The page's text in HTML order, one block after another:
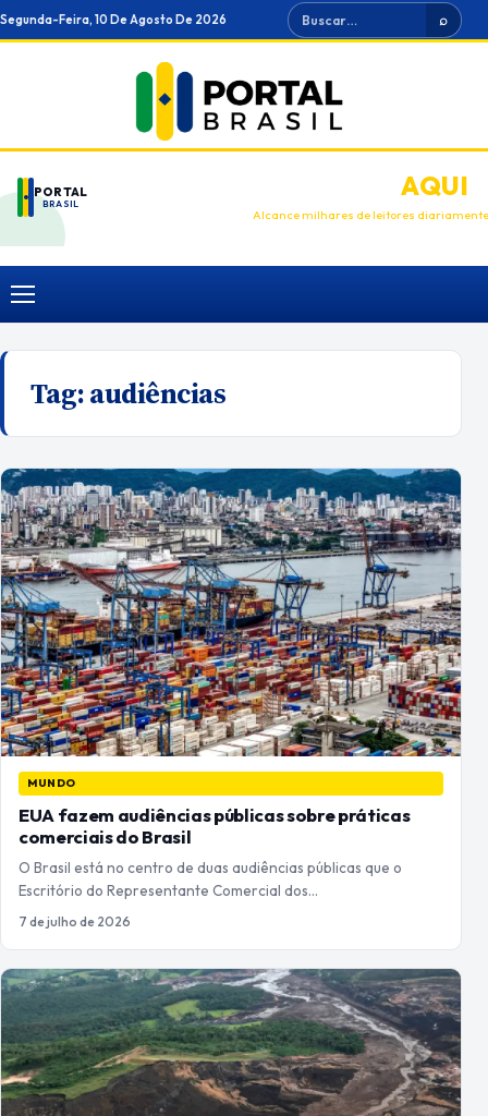
Ir
para
Segunda-Feira, 10 De Agosto De 2026 Buscar ⌕
PORTAL
BRASIL
ANUNCIEAQUI
Alcance milhares de leitores diariamente
Menu
Tag:audiências
MUNDO
EUA fazem audiências públicas sobre práticas
comerciais do Brasil
O Brasil está no centro de duas audiências públicas que o
Escritório do Representante Comercial dos…
7 de julho de 2026